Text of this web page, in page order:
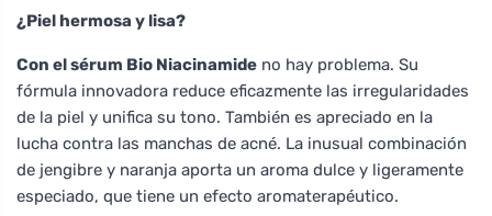
¿Piel hermosa y lisa?
Con el sérum Bio Niacinamide no hay problema. Su
fórmula innovadora reduce eficazmente las irregularidades
de la piel y unifica su tono. También es apreciado en la
lucha contra las manchas de acné. La inusual combinación
de jengibre y naranja aporta un aroma dulce y ligeramente
especiado, que tiene un efecto aromaterapéutico.